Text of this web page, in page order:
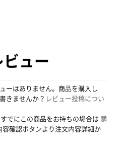
ュー
ーはありません。商品を購入し
きませんか？ レビュー投稿につい
でにこの商品をお持ちの場合は 購
確認ボタンより注文内容詳細か